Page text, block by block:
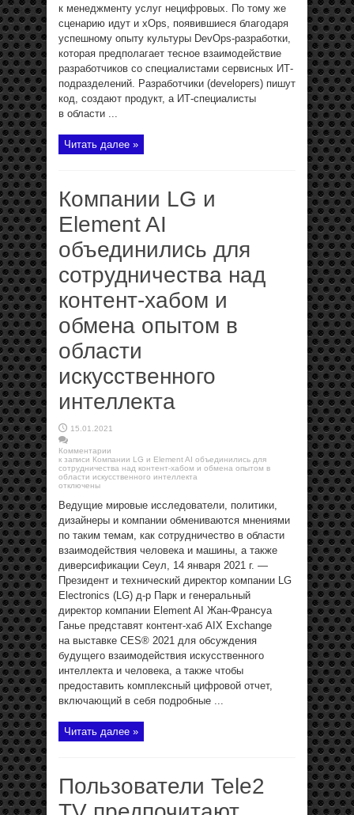
к менеджменту услуг нецифровых. По тому же
сценарию идут и xOps, появившиеся благодаря
успешному опыту культуры DevOps-разработки,
которая предполагает тесное взаимодействие
разработчиков со специалистами сервисных ИТ-
подразделений. Разработчики (developers) пишут
код, создают продукт, а ИТ-специалисты
в области ...
Читать далее »
Компании LG и
Element AI
объединились для
сотрудничества над
контент-хабом и
обмена опытом в
области
искусственного
интеллекта
15.01.2021
Комментарии
к записи Компании LG и Element AI объединились для
сотрудничества над контент-хабом и обмена опытом в
области искусственного интеллекта
отключены
Ведущие мировые исследователи, политики,
дизайнеры и компании обмениваются мнениями
по таким темам, как сотрудничество в области
взаимодействия человека и машины, а также
диверсификации Сеул, 14 января 2021 г. —
Президент и технический директор компании LG
Electronics (LG) д-р Парк и генеральный
директор компании Element AI Жан-Франсуа
Ганье представят контент-хаб AIX Exchange
на выставке CES® 2021 для обсуждения
будущего взаимодействия искусственного
интеллекта и человека, а также чтобы
предоставить комплексный цифровой отчет,
включающий в себя подробные ...
Читать далее »
Пользователи Tele2